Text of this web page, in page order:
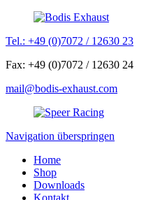
Tel.: +49 (0)7072 / 12630 23
Fax: +49 (0)7072 / 12630 24
mail@bodis-exhaust.com
Navigation überspringen
Home
Shop
Downloads
Kontakt